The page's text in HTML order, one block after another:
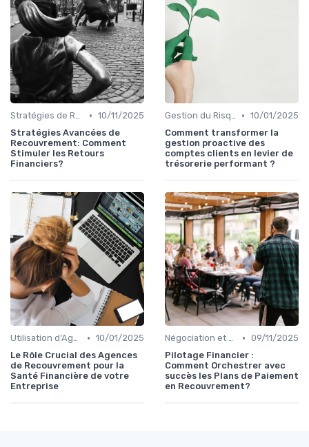
Stratégies de Recouvrement B2B • 10/11/2025
Stratégies Avancées de
Recouvrement: Comment
Stimuler les Retours
Financiers?
Gestion du Risque Créditeur • 10/01/2025
Comment transformer la
gestion proactive des
comptes clients en levier de
trésorerie performant ?
Utilisation d'Agences de Recouvrement • 10/01/2025
Le Rôle Crucial des Agences
de Recouvrement pour la
Santé Financière de votre
Entreprise
Négociation et Arrangement de Paiement • 09/11/2025
Pilotage Financier :
Comment Orchestrer avec
succès les Plans de Paiement
en Recouvrement?